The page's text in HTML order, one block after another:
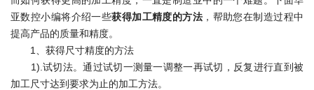
亚数控小编将介绍一些获得加工精度的方法 ，帮助您在制造过程中
提高产品的质量和精度。
1、获得尺寸精度的方法
1).试切法。通过试切一测量一调整一再试切，反复进行直到被
加工尺寸达到要求为止的加工方法。